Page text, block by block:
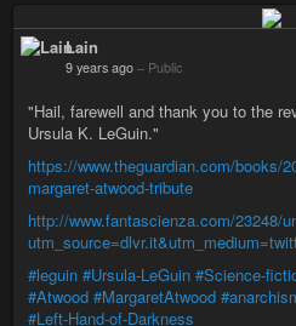
Lain
9 years ago – Public
"Hail, farewell and thank you to the
Ursula K. LeGuin."
https://www.theguardian.com/books/
margaret-atwood-tribute
http://www.fantascienza.com/23248/
#leguin #Ursula-LeGuin #Science-
#Atwood #MargaretAtwood
#Left-Hand-of-Darkness